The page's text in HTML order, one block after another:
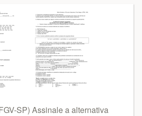
SP) Assinale a alternativa